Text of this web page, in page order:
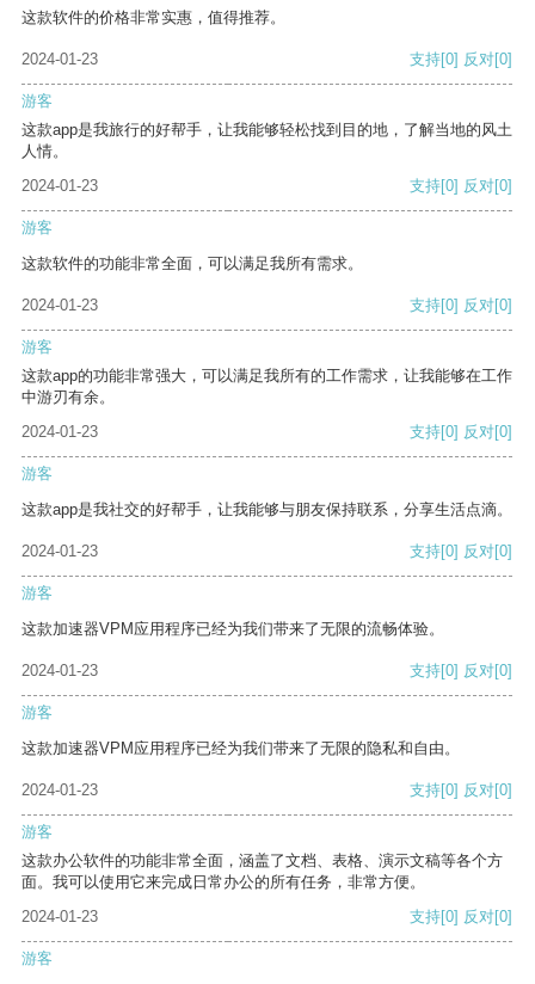
这款软件的价格非常实惠，值得推荐。
2024-01-23 支持[0] 反对[0]
游客
这款app是我旅行的好帮手，让我能够轻松找到目的地，了解当地的风土
人情。
2024-01-23
支持[0] 反对[0]
游客
这款软件的功能非常全面，可以满足我所有需求。
2024-01-23 支持[0] 反对[0]
游客
这款app的功能非常强大，可以满足我所有的工作需求，让我能够在工作
中游刃有余。
2024-01-23
支持[0] 反对[0]
游客
这款app是我社交的好帮手，让我能够与朋友保持联系，分享生活点滴。
2024-01-23 支持[0] 反对[0]
游客
这款加速器VPM应用程序已经为我们带来了无限的流畅体验。
2024-01-23 支持[0] 反对[0]
游客
这款加速器VPM应用程序已经为我们带来了无限的隐私和自由。
2024-01-23 支持[0] 反对[0]
游客
这款办公软件的功能非常全面，涵盖了文档、表格、演示文稿等各个方
面。我可以使用它来完成日常办公的所有任务，非常方便。
2024-01-23
支持[0] 反对[0]
游客